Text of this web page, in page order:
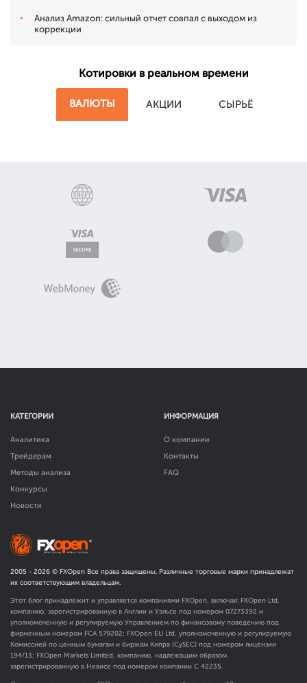
Анализ Amazon: сильный отчет совпал с выходом из
коррекции
Котировки в реальном времени
ВАЛЮТЫ АКЦИИ СЫРЬЁ
КАТЕГОРИИ
Аналитика
Трейдерам
Методы анализа
Конкурсы
Новости
ИНФОРМАЦИЯ
О компании
Контакты
FAQ
2005 - 2026 © FXOpen Все права защищены. Различные торговые марки принадлежат
их соответствующим владельцам.
Этот блог принадлежит и управляется компаниями FXOpen, включая: FXOpen Ltd,
компанию, зарегистрированную в Англии и Уэльсе под номером 07273392 и
уполномоченную и регулируемую Управлением по финансовому поведению под
фирменным номером FCA 579202; FXOpen EU Ltd, уполномоченную и регулируемую
Комиссией по ценным бумагам и биржам Кипра (CySEC) под номером лицензии
194/13; FXOpen Markets Limited, компанию, надлежащим образом
зарегистрированную в Невисе под номером компании C 42235.